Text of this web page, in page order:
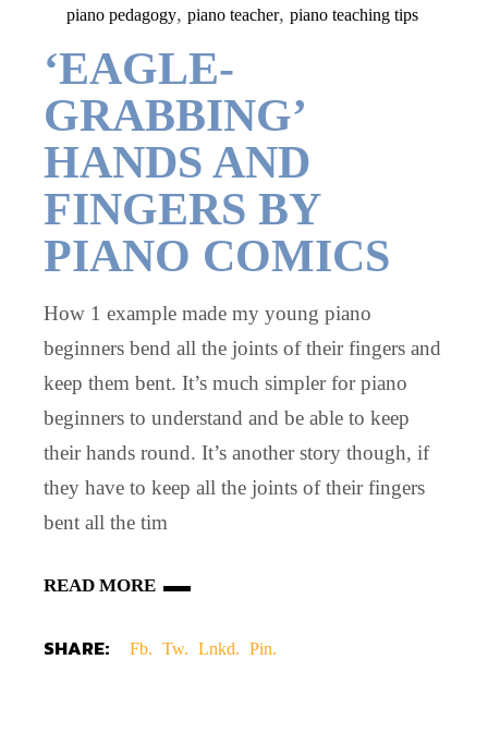
piano pedagogy,piano teacher,piano teaching tips
‘EAGLE-
GRABBING’
HANDS AND
FINGERS BY
PIANO COMICS
How 1 example made my young piano
beginners bend all the joints of their fingers and
keep them bent. It’s much simpler for piano
beginners to understand and be able to keep
their hands round. It’s another story though, if
they have to keep all the joints of their fingers
bent all the tim
READ MORE
SHARE: Fb. Tw. Lnkd. Pin.